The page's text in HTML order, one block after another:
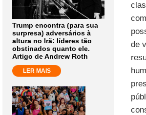
Trump encontra (para sua
surpresa) adversários à
altura no Irã: líderes tão
obstinados quanto ele.
Artigo de Andrew Roth
LER MAIS
de